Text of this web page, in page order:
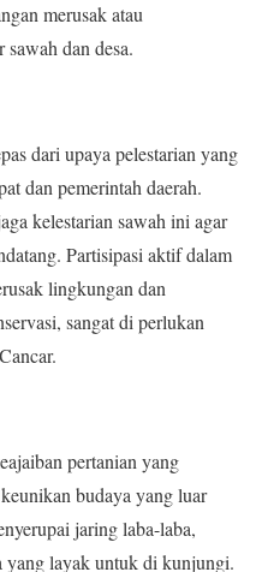
merusak atau
dan desa.
dari upaya pelestarian yang
dan pemerintah daerah.
kelestarian sawah ini agar
Partisipasi aktif dalam
lingkungan dan
sangat di perlukan
pertanian yang
budaya yang luar
jaring laba-laba,
yang layak untuk di kunjungi.